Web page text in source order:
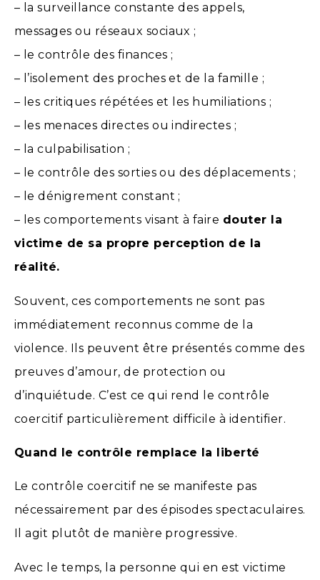
– la surveillance constante des appels,
messages ou réseaux sociaux ;
– le contrôle des finances ;
– l’isolement des proches et de la famille ;
– les critiques répétées et les humiliations ;
– les menaces directes ou indirectes ;
– la culpabilisation ;
– le contrôle des sorties ou des déplacements ;
– le dénigrement constant ;
– les comportements visant à faire douter la
victime de sa propre perception de la
réalité.
Souvent, ces comportements ne sont pas
immédiatement reconnus comme de la
violence. Ils peuvent être présentés comme des
preuves d’amour, de protection ou
d’inquiétude. C’est ce qui rend le contrôle
coercitif particulièrement difficile à identifier.
Quand le contrôle remplace la liberté
Le contrôle coercitif ne se manifeste pas
nécessairement par des épisodes spectaculaires.
Il agit plutôt de manière progressive.
Avec le temps, la personne qui en est victime